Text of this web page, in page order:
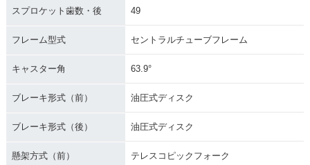
スプロケット歯数・後 49
フレーム型式 セントラルチューブフレーム
キャスター角 63.9°
ブレーキ形式（前） 油圧式ディスク
ブレーキ形式（後） 油圧式ディスク
懸架方式（前） テレスコピックフォーク